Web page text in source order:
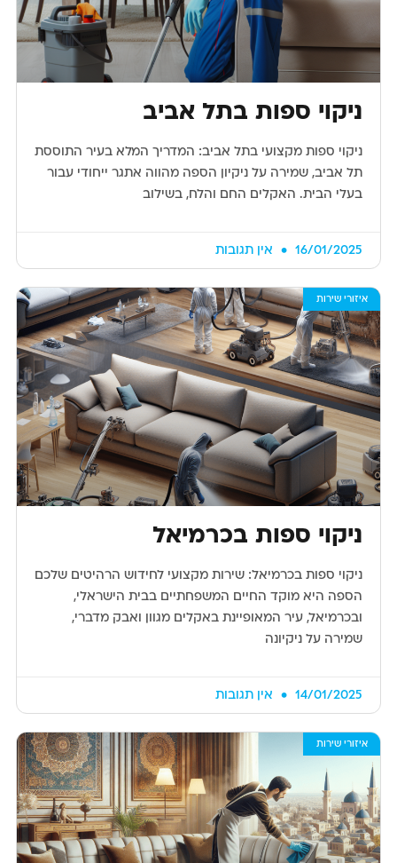
ניקוי ספות בתל אביב
ניקוי ספות מקצועי בתל אביב: המדריך המלא בעיר התוססת
תל אביב, שמירה על ניקיון הספה מהווה אתגר ייחודי עבור
בעלי הבית. האקלים החם והלח, בשילוב
16/01/2025 אין תגובות
איזורי שירות
ניקוי ספות בכרמיאל
ניקוי ספות בכרמיאל: שירות מקצועי לחידוש הרהיטים שלכם
הספה היא מוקד החיים המשפחתיים בבית הישראלי,
ובכרמיאל, עיר המאופיינת באקלים מגוון ואבק מדברי,
שמירה על ניקיונה
14/01/2025 אין תגובות
איזורי שירות